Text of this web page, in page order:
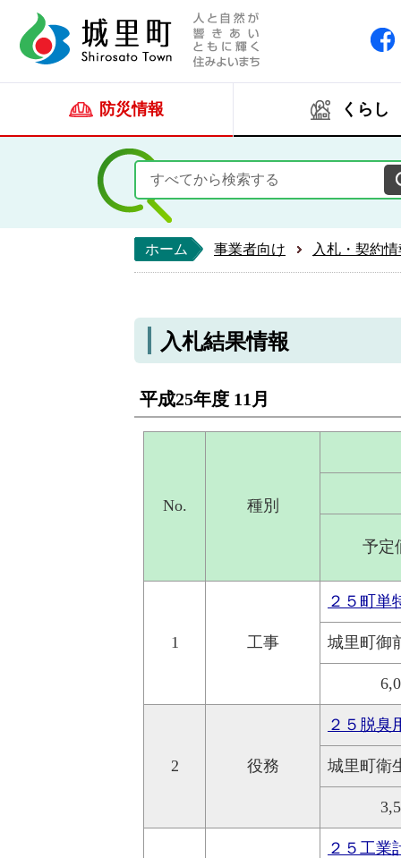
防災情報 くらし
ホーム 事業者向け 入札・契約
入札結果情報
平成25年度 11月
No. 種別
予定
1 工事
２５町
城里町御
2 役務
２５脱臭
城里町衛
２５工業